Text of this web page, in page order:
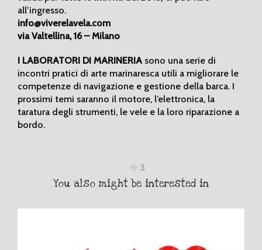
all’ingresso.
info@viverelavela.com
via Valtellina, 16 – Milano
I LABORATORI DI MARINERIAsono una serie di
incontri pratici di arte marinaresca utili a migliorare le
competenze di navigazione e gestione della barca. I
prossimi temi saranno il motore, l’elettronica, la
taratura degli strumenti, le vele e la loro riparazione a
bordo.
3
You also might be interested in